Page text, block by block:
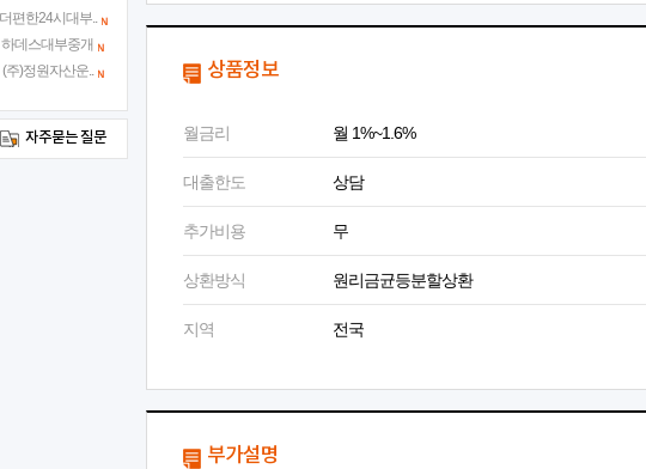
상품정보
월금리 월 1%~1.6%
대출한도 상담
추가비용 무
상환방식 원리금균등분할상환
지역 전국
부가설명
편한24시대부..
하데스대부중개
(주)정원자산운..
자주묻는 질문